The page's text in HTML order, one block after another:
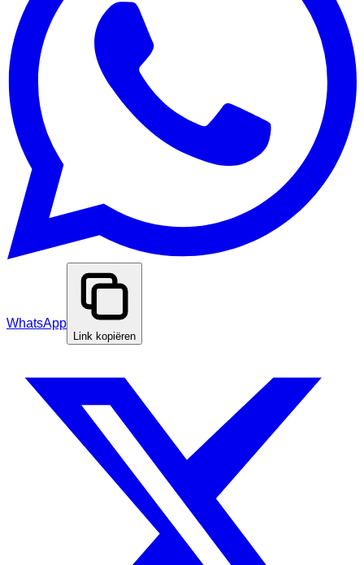
WhatsApp
Link kopiëren